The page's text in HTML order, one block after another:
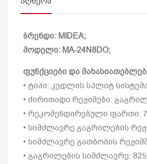
ბრენდი: MIDEA;
მოდელი: MA-24N8DO;
ფუნქციები და
• ტიპი: კედლის სპლიტ
• ძირითადი რეჟიმები:
• რეკომენდირებული ფართი:
• სიმძლავრე გაგრილების
• სიმძლავრე გათბობის
• გაგრილების სიმძლავრე: